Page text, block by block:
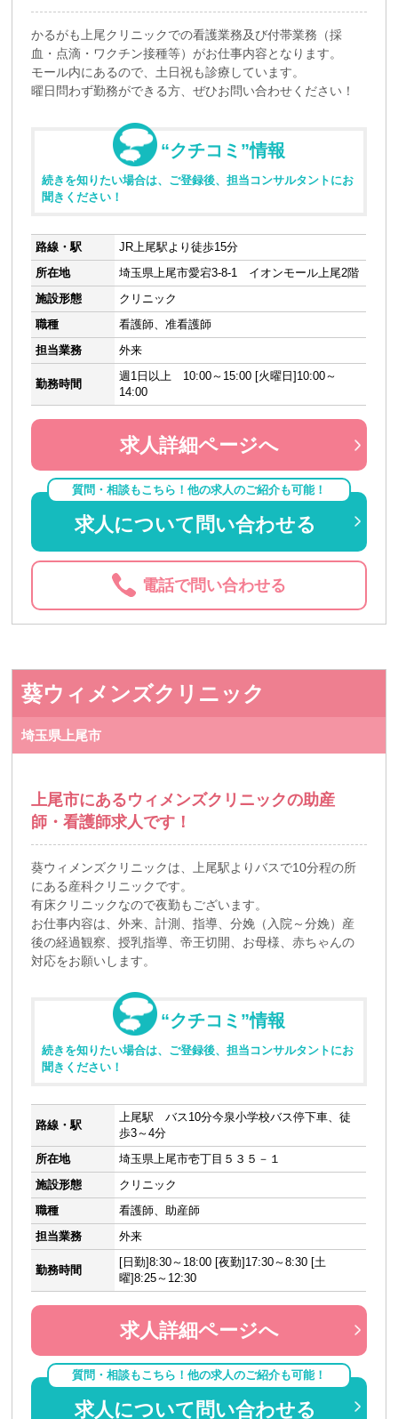
かるがも上尾クリニックでの看護業務及び付帯業務（採
血・点滴・ワクチン接種等）がお仕事内容となります。
モール内にあるので、土日祝も診療しています。
曜日問わず勤務ができる方、ぜひお問い合わせください！
“クチコミ”情報
続きを知りたい場合は、ご登録後、担当コンサルタントにお
聞きください！
路線・駅
JR上尾駅より徒歩15分
所在地
埼玉県上尾市愛宕3-8-1 イオンモール上尾2階
施設形態
クリニック
職種
看護師、准看護師
担当業務
外来
勤務時間
週1日以上 10:00～15:00 [火曜日]10:00～
14:00
求人詳細ページへ
質問・相談もこちら！他の求人のご紹介も可能！
求人について問い合わせる
電話で問い合わせる
葵ウィメンズクリニック
埼玉県上尾市
上尾市にあるウィメンズクリニックの助産
師・看護師求人です！
葵ウィメンズクリニックは、上尾駅よりバスで10分程の所
にある産科クリニックです。
有床クリニックなので夜勤もございます。
お仕事内容は、外来、計測、指導、分娩（入院～分娩）産
後の経過観察、授乳指導、帝王切開、お母様、赤ちゃんの
対応をお願いします。
“クチコミ”情報
続きを知りたい場合は、ご登録後、担当コンサルタントにお
聞きください！
路線・駅
上尾駅 バス10分今泉小学校バス停下車、徒
歩3～4分
所在地
埼玉県上尾市壱丁目５３５－１
施設形態
クリニック
職種
看護師、助産師
担当業務
外来
勤務時間
[日勤]8:30～18:00 [夜勤]17:30～8:30 [土
曜]8:25～12:30
求人詳細ページへ
質問・相談もこちら！他の求人のご紹介も可能！
求人について問い合わせる